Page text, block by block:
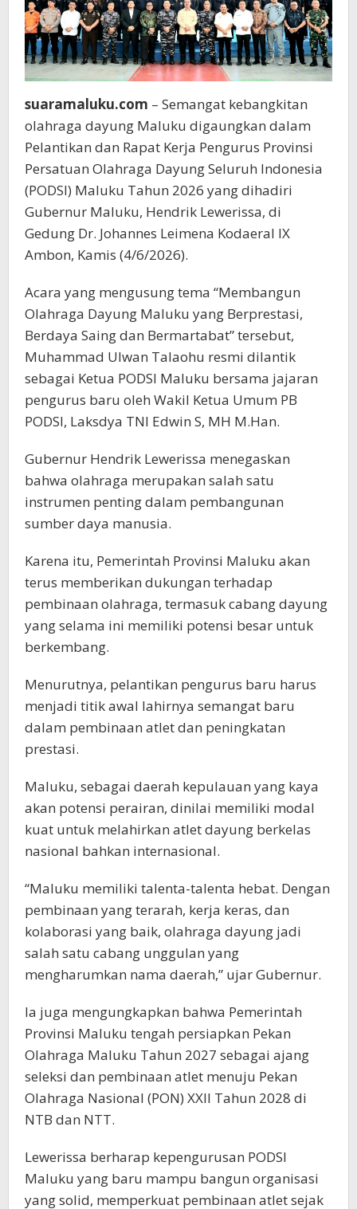
suaramaluku.com – Semangat kebangkitan
olahraga dayung Maluku digaungkan dalam
Pelantikan dan Rapat Kerja Pengurus Provinsi
Persatuan Olahraga Dayung Seluruh Indonesia
(PODSI) Maluku Tahun 2026 yang dihadiri
Gubernur Maluku, Hendrik Lewerissa, di
Gedung Dr. Johannes Leimena Kodaeral IX
Ambon, Kamis (4/6/2026).
Acara yang mengusung tema “Membangun
Olahraga Dayung Maluku yang Berprestasi,
Berdaya Saing dan Bermartabat” tersebut,
Muhammad Ulwan Talaohu resmi dilantik
sebagai Ketua PODSI Maluku bersama jajaran
pengurus baru oleh Wakil Ketua Umum PB
PODSI, Laksdya TNI Edwin S, MH M.Han.
Gubernur Hendrik Lewerissa menegaskan
bahwa olahraga merupakan salah satu
instrumen penting dalam pembangunan
sumber daya manusia.
Karena itu, Pemerintah Provinsi Maluku akan
terus memberikan dukungan terhadap
pembinaan olahraga, termasuk cabang dayung
yang selama ini memiliki potensi besar untuk
berkembang.
Menurutnya, pelantikan pengurus baru harus
menjadi titik awal lahirnya semangat baru
dalam pembinaan atlet dan peningkatan
prestasi.
Maluku, sebagai daerah kepulauan yang kaya
akan potensi perairan, dinilai memiliki modal
kuat untuk melahirkan atlet dayung berkelas
nasional bahkan internasional.
“Maluku memiliki talenta-talenta hebat. Dengan
pembinaan yang terarah, kerja keras, dan
kolaborasi yang baik, olahraga dayung jadi
salah satu cabang unggulan yang
mengharumkan nama daerah,” ujar Gubernur.
Ia juga mengungkapkan bahwa Pemerintah
Provinsi Maluku tengah persiapkan Pekan
Olahraga Maluku Tahun 2027 sebagai ajang
seleksi dan pembinaan atlet menuju Pekan
Olahraga Nasional (PON) XXII Tahun 2028 di
NTB dan NTT.
Lewerissa berharap kepengurusan PODSI
Maluku yang baru mampu bangun organisasi
yang solid, memperkuat pembinaan atlet sejak